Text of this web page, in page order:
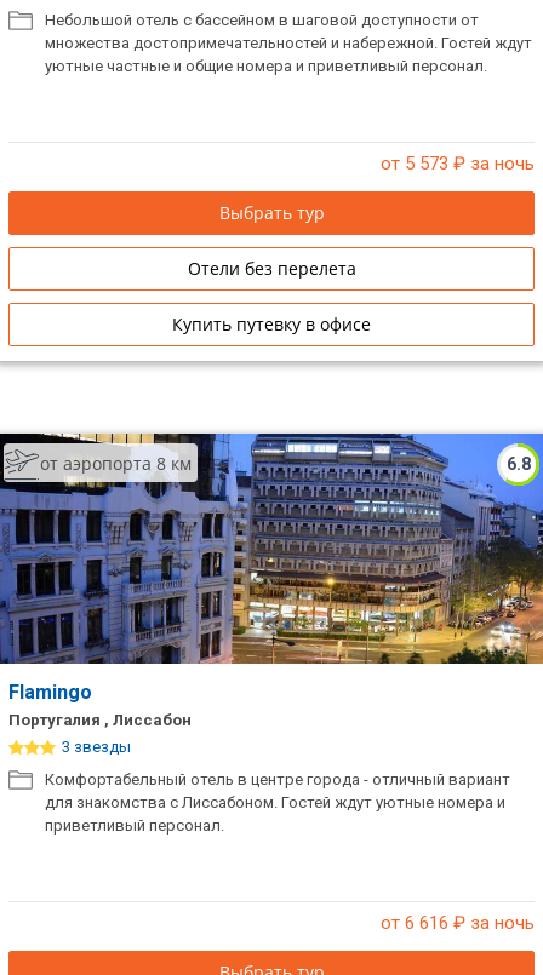
Небольшой отель с бассейном в шаговой доступности от
множества достопримечательностей и набережной. Гостей ждут
уютные частные и общие номера и приветливый персонал.
от 5 573 ₽ за ночь
Выбрать тур
Отели без перелета
Купить путевку в офисе
6.8
от аэропорта 8 км
Flamingo
Португалия , Лиссабон
3 звезды
Комфортабельный отель в центре города - отличный вариант
для знакомства с Лиссабоном. Гостей ждут уютные номера и
приветливый персонал.
от 6 616 ₽ за ночь